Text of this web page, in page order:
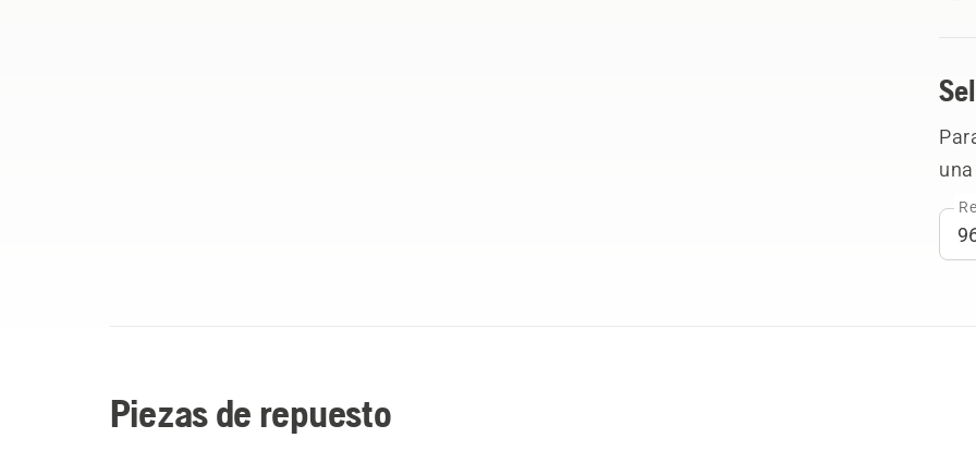
Piezas de repuesto